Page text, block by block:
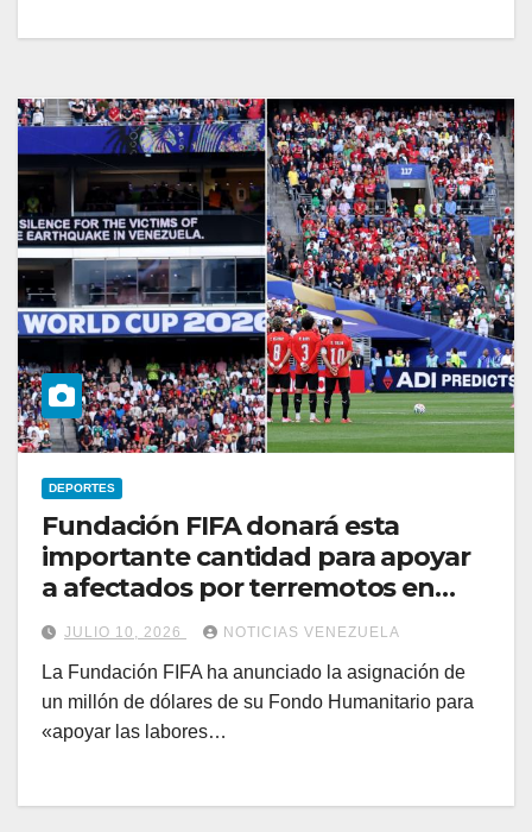
DEPORTES
Fundación FIFA donará esta
importante cantidad para apoyar
a afectados por terremotos en
Venezuela
JULIO 10, 2026 NOTICIAS VENEZUELA
La Fundación FIFA ha anunciado la asignación de
un millón de dólares de su Fondo Humanitario para
«apoyar las labores…